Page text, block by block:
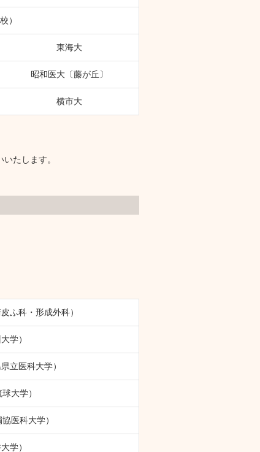
）
東海大
昭和医大〔藤が丘〕
横市大
たします。
ふ科・形成外科）
学）
立医科大学）
大学）
医科大学）
学）